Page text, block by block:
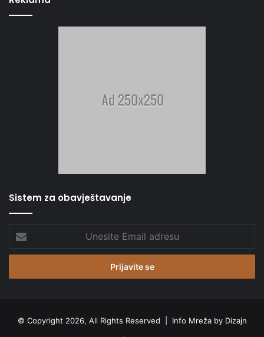
Sistem za obavještavanje
Unesite
Email
adresu
© Copyright 2026, All Rights Reserved | Info Mreža by Dizajn